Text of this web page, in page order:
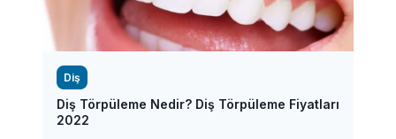
Diş
Diş Törpüleme Nedir? Diş Törpüleme Fiyatları
2022